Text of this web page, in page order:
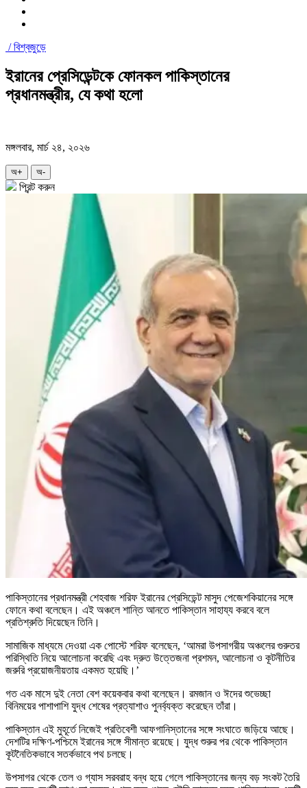
/বিশ্বজুড়ে
ইরানের প্রেসিডেন্টকে ফোনকল পাকিস্তানের
প্রধানমন্ত্রীর, যে কথা হলো
মঙ্গলবার, মার্চ ২৪, ২০২৬
অ+ অ-
প্রিন্ট করুন
পাকিস্তানের প্রধানমন্ত্রী শেহবাজ শরিফ ইরানের প্রেসিডেন্ট মাসুদ পেজেশকিয়ানের সঙ্গে
ফোনে কথা বলেছেন। এই অঞ্চলে শান্তি আনতে পাকিস্তান সাহায্য করবে বলে
প্রতিশ্রুতি দিয়েছেন তিনি।
সামাজিক মাধ্যমে দেওয়া এক পোস্টে শরিফ বলেছেন, ‘আমরা উপসাগরীয় অঞ্চলের গুরুতর
পরিস্থিতি নিয়ে আলোচনা করেছি এবং দ্রুত উত্তেজনা প্রশমন, আলোচনা ও কূটনীতির
জরুরি প্রয়োজনীয়তায় একমত হয়েছি।’
গত এক মাসে দুই নেতা বেশ কয়েকবার কথা বলেছেন। রমজান ও ঈদের শুভেচ্ছা
বিনিময়ের পাশাপাশি যুদ্ধ শেষের প্রত্যাশাও পুনর্ব্যক্ত করেছেন তাঁরা।
পাকিস্তান এই মুহূর্তে নিজেই প্রতিবেশী আফগানিস্তানের সঙ্গে সংঘাতে জড়িয়ে আছে।
দেশটির দক্ষিণ-পশ্চিমে ইরানের সঙ্গে সীমান্ত রয়েছে। যুদ্ধ শুরুর পর থেকে পাকিস্তান
কূটনৈতিকভাবে সতর্কভাবে পথ চলছে।
উপসাগর থেকে তেল ও গ্যাস সরবরাহ বন্ধ হয়ে গেলে পাকিস্তানের জন্য বড় সংকট তৈরি